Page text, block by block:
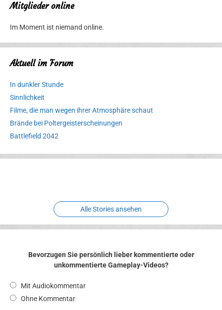
Mitglieder online
Im Moment ist niemand online.
Aktuell im Forum
In dunkler Stunde
Sinnlichkeit
Filme, die man wegen ihrer Atmosphäre schaut
Brände bei Poltergeisterscheinungen
Battlefield 2042
Erlebnispark
Verbotene
Alle Stories ansehen
Bevorzugen Sie persönlich lieber kommentierte oder
unkommentierte Gameplay-Videos?
Mit Audiokommentar
Ohne Kommentar